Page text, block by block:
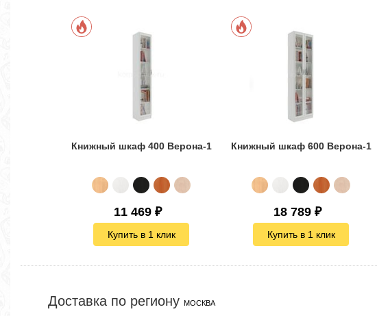
Книжный шкаф 400 Верона-1
11 469 ₽
Купить в 1 клик
Книжный шкаф 600 Верона-1
18 789 ₽
Купить в 1 клик
Доставка по региону МОСКВА